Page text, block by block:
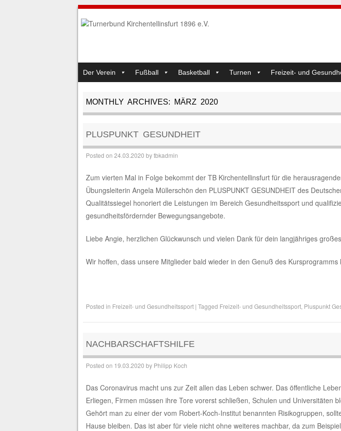
MENU
SKIP TO CONTENT
Der Verein Fußball Basketball Turnen Freizeit- und
MONTHLY ARCHIVES: MÄRZ 2020
PLUSPUNKT GESUNDHEIT
Posted on 24.03.2020 bytbkadmin
Zum vierten Mal in Folge bekommt der TB Kirchentellinsfurt für die
Übungsleiterin Angela Müllerschön den PLUSPUNKT GESUNDHEIT des
Qualitätssiegel honoriert die Leistungen im Bereich Gesundheitssport und
gesundheitsfördernder Bewegungsangebote.
Liebe Angie, herzlichen Glückwunsch und vielen Dank für dein langjähriges
Wir hoffen, dass unsere Mitglieder bald wieder in den Genuß des Kursprogramms
Posted in Freizeit- und Gesundheitssport | Tagged Freizeit- und Gesundheitssport, Pluspunkt
NACHBARSCHAFTSHILFE
Posted on 19.03.2020 by Philipp Koch
Das Coronavirus macht uns zur Zeit allen das Leben schwer. Das öffentliche
Erliegen, Firmen müssen ihre Tore vorerst schließen, Schulen und Universitäten
Gehört man zu einer der vom Robert-Koch-Institut benannten Risikogruppen,
Hause bleiben. Das ist aber für viele nicht ohne weiteres machbar, da zum